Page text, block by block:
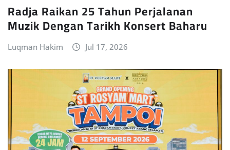
Radja Raikan 25 Tahun Perjalanan
Muzik Dengan Tarikh Konsert Baharu
Luqman Hakim Jul 17, 2026